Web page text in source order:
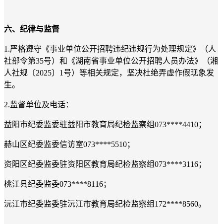
六、纪律与监督
1.严格遵守《事业单位公开招聘违纪违规行为处理规定》（人
社部令第35号）和《湖南省事业单位公开招聘人员办法》（湘
人社规〔2025〕1号）等相关规定，坚决杜绝弄虚作假现象发
生。
2.监督单位及电话：
益阳市纪委监委驻益阳市教育局纪检监察组073****4410；
赫山区纪委监委信访室073****5510；
资阳区纪委监委驻资阳区教育局纪检监察组073****3116；
桃江县纪委监委073****8116；
沅江市纪委监委驻沅江市教育局纪检监察组172****8560。